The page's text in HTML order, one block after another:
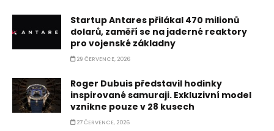
Startup Antares přilákal 470 milionů
dolarů, zaměří se na jaderné reaktory
pro vojenské základny
29 ČERVENCE, 2026
Roger Dubuis představil hodinky
inspirované samuraji. Exkluzivní model
vznikne pouze v 28 kusech
27 ČERVENCE, 2026